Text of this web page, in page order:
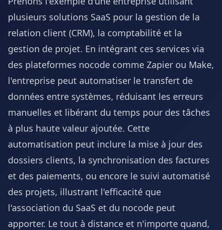
plusieurs solutions SaaS pour la gestion de la
relation client (CRM), la comptabilité et la
gestion de projet. En intégrant ces services via
des plateformes nocode comme Zapier ou Make,
l'entreprise peut automatiser le transfert de
données entre systèmes, réduisant les erreurs
manuelles et libérant du temps pour des tâches
à plus haute valeur ajoutée. Cette
automatisation peut inclure la mise à jour des
dossiers clients, la synchronisation des factures
et des paiements, ou encore le suivi automatisé
des projets, illustrant l'efficacité que
l'association du SaaS et du nocode peut
apporter. Le tout à distance et n'importe quand,